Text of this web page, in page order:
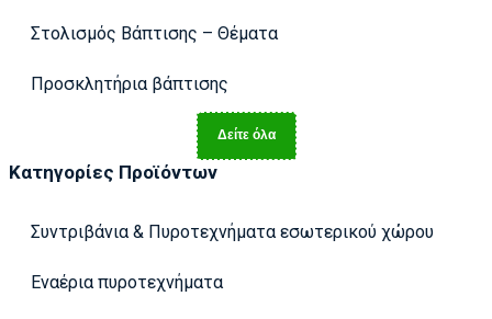
Στολισμός Βάπτισης – Θέματα
Προσκλητήρια βάπτισης
Δείτε όλα
Κατηγορίες Προϊόντων
Συντριβάνια & Πυροτεχνήματα εσωτερικού χώρου
Εναέρια πυροτεχνήματα